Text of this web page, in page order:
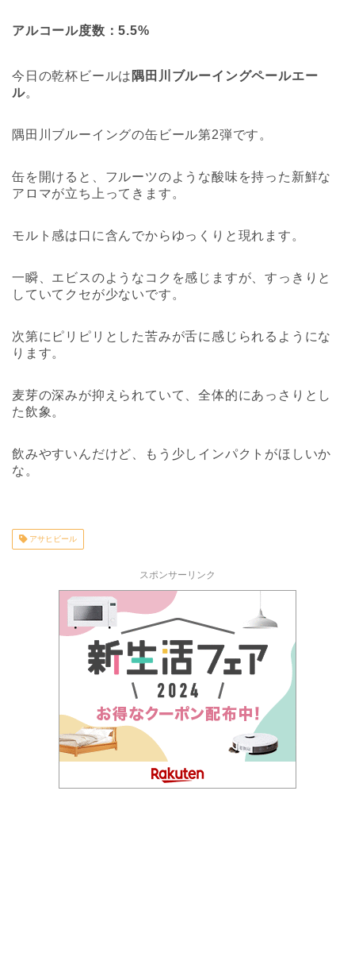
アルコール度数：5.5%
今日の乾杯ビールは 隅田川ブルーイングペールエー
ル。
隅田川ブルーイングの缶ビール第2弾です。
缶を開けると、フルーツのような酸味を持った新鮮な
アロマが立ち上ってきます。
モルト感は口に含んでからゆっくりと現れます。
一瞬、エビスのようなコクを感じますが、すっきりと
していてクセが少ないです。
次第にピリピリとした苦みが舌に感じられるようにな
ります。
麦芽の深みが抑えられていて、全体的にあっさりとし
た飲象。
飲みやすいんだけど、もう少しインパクトがほしいか
な。
アサヒビール
スポンサーリンク